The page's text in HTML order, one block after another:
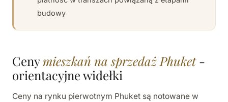
budowy
Cenymieszkań na sprzedaż Phuket-
orientacyjne widełki
Ceny na rynku pierwotnym Phuket są notowane w